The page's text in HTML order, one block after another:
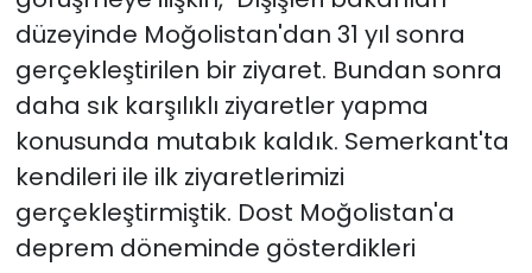
düzeyinde Moğolistan'dan 31 yıl sonra
gerçekleştirilen bir ziyaret. Bundan sonra
daha sık karşılıklı ziyaretler yapma
konusunda mutabık kaldık. Semerkant'ta
kendileri ile ilk ziyaretlerimizi
gerçekleştirmiştik. Dost Moğolistan'a
deprem döneminde gösterdikleri